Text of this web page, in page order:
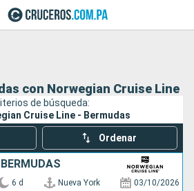
con Norwegian Cruise Line
de búsqueda:
Cruise Line - Bermudas
Ordenar
6 d Nueva York 03/10/2026